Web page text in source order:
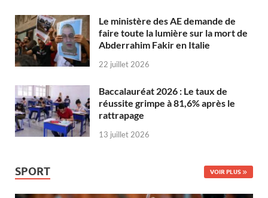
Le ministère des AE demande de
faire toute la lumière sur la mort de
Abderrahim Fakir en Italie
22 juillet 2026
Baccalauréat 2026 : Le taux de
réussite grimpe à 81,6% après le
rattrapage
13 juillet 2026
SPORT VOIR PLUS